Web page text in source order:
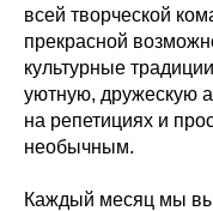
всей творческой
прекрасной
культурные
уютную, дружескую
на репетициях и
необычным.
Каждый месяц мы